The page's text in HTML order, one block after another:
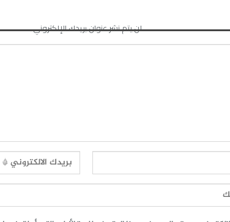
لن يتم نشر عنوان بريدك الإلكتروني.